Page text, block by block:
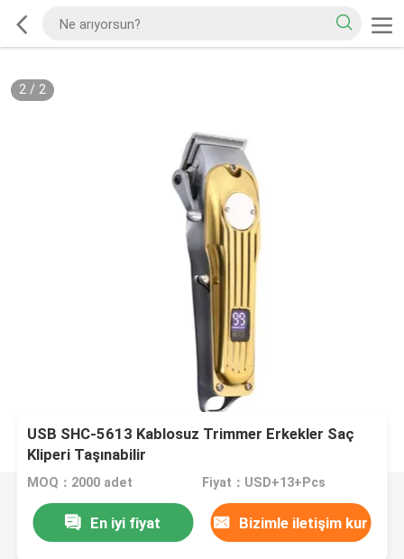
2/ 2
USB SHC-5613 Kablosuz Trimmer Erkekler Saç
Kliperi Taşınabilir
MOQ：2000 adet Fiyat：USD+13+Pcs
En iyi fiyat Bizimle iletişim kur